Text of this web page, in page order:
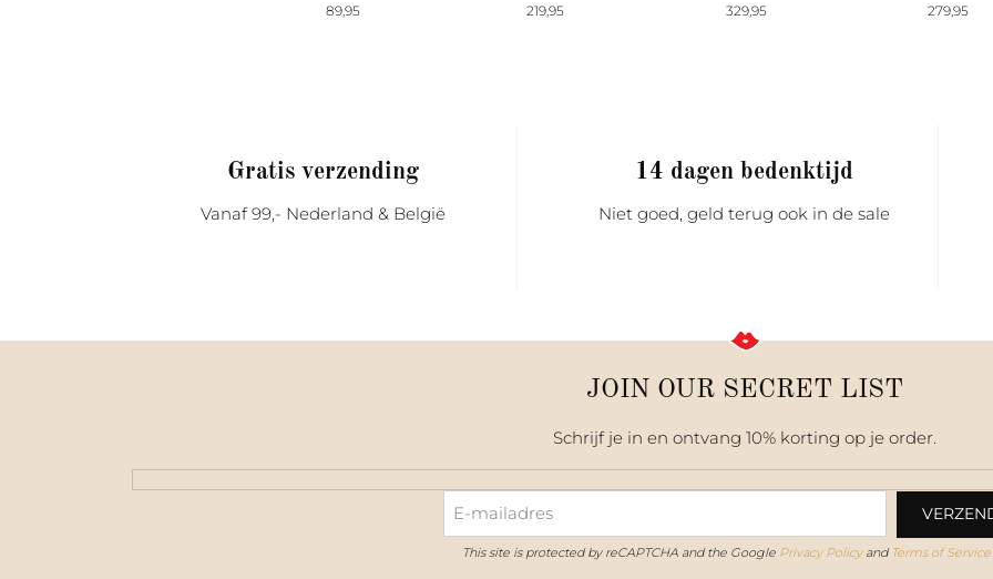
89,95 219,95 329,95 279,95
Gratis verzending
Vanaf 99,- Nederland & België
14 dagen bedenktijd
Niet goed, geld terug ook in de sale
JOIN OUR SECRET LIST
Schrijf je in en ontvang 10% korting op je order.
This site is protected by reCAPTCHA and the Google Privacy Policyand Terms of Service